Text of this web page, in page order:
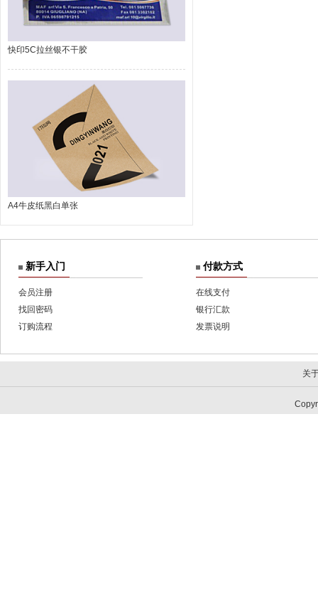
快印5C拉丝银不干胶
A4牛皮纸黑白单张
新手入门
会员注册
找回密码
订购流程
付款方式
在线支付
银行汇款
发票说明
关